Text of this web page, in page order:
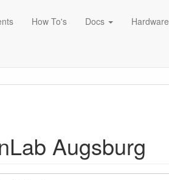
How To's Docs Hardware
Augsburg